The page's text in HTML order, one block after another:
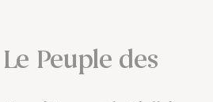
Peuple des